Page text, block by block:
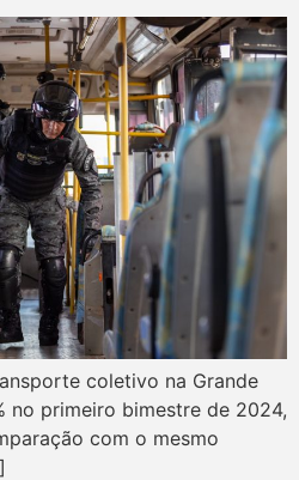
coletivo na Grande
no primeiro bimestre de 2024,
com o mesmo